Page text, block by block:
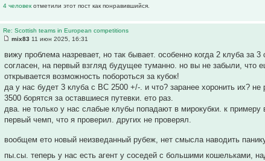
4 человекотметили этот пост как понравившийся.
Re: Scottish teams in European competitions
mix83 11 июн 2025, 16:31
вижу проблема назревает, но так бывает. особенно когда 2 клуба за
согласен, на первый взгляд будущее туманно. но вы не забыли,
открывается возможность побороться за кубок!
да у нас будет 3 клуба с ВС 2500 +/-. и что? заранее хоронить их?
3500 борятся за оставшиеся путевки. ето раз.
два. не только у нас слабые клубы попадают в мирокубки. к
первый чемп, что я проверил. других не проверял.
вообщем ето новый неизведанный рубеж, нет смысла наводить
пы.сы. теперь у нас есть агент у соседей с большими кошельками,